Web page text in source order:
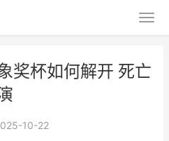
奖杯如何解开 死亡
10-22